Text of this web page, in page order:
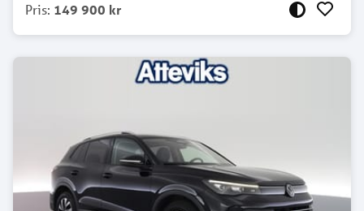
Pris: 149 900 kr